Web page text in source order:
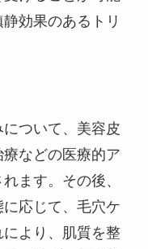
効果のあるトリ
ついて、美容皮
などの医療的ア
ます。その後、
応じて、毛穴ケ
より、肌質を整